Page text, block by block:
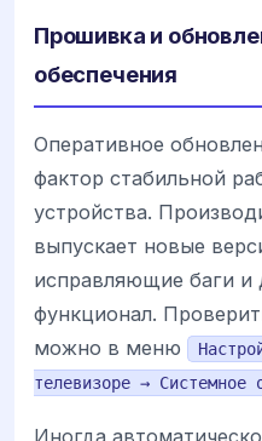
Прошивка и
обеспечения
Оперативное
фактор стабильной
устройства.
выпускает новые
исправляющие баги
функционал.
можно в меню
телевизоре → Системное
Иногда